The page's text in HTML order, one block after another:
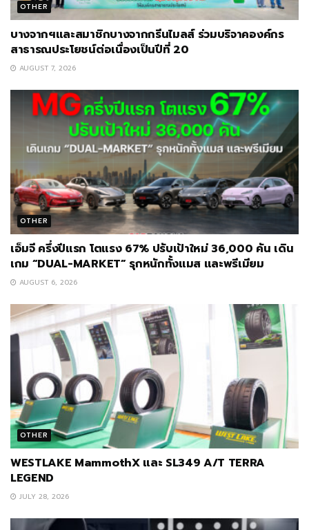
OTHER
บางจากฯและสมาชิกบางจากกรีนไมลส์ ร่วมบริจาคองค์กร
สาธารณประโยชน์ต่อเนื่องเป็นปีที่ 20
AUGUST 7, 2026
OTHER
เอ็มจี ครึ่งปีแรก โตแรง 67% ปรับเป้าใหม่ 36,000 คัน เดิน
เกม “DUAL-MARKET” รุกหนักทั้งแมส และพรีเมียม
AUGUST 6, 2026
OTHER
WESTLAKE MammothX และ SL349 A/T TERRA
LEGEND
JULY 28, 2026